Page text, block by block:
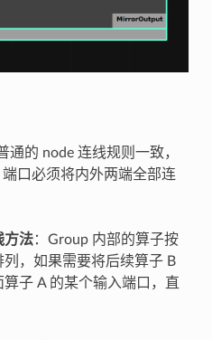
通的 node 连线规则一致，
口必须将内外两端全部连
方法：Group 内部的算子按
，如果需要将后续算子 B
子 A 的某个输入端口，直